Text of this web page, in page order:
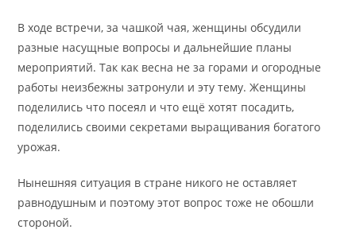
В ходе встречи, за чашкой чая, женщины обсудили
разные насущные вопросы и дальнейшие планы
мероприятий. Так как весна не за горами и огородные
работы неизбежны затронули и эту тему. Женщины
поделились что посеял и что ещё хотят посадить,
поделились своими секретами выращивания богатого
урожая.
Нынешняя ситуация в стране никого не оставляет
равнодушным и поэтому этот вопрос тоже не обошли
стороной.